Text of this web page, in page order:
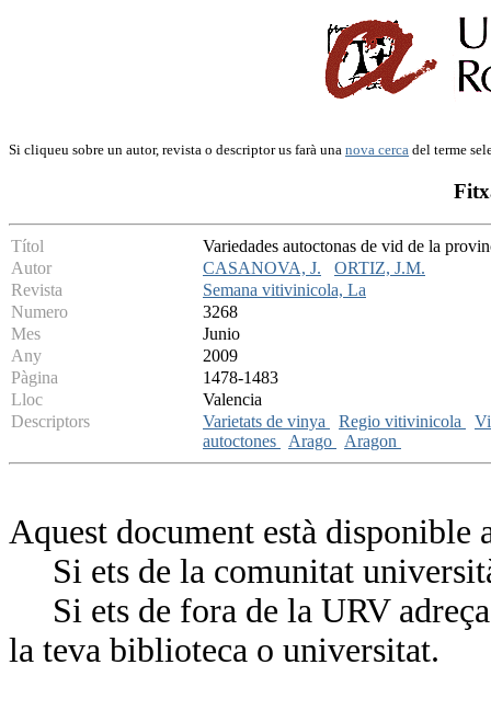
Si cliqueu sobre un autor, revista o descriptor us farà una nova cerca del terme
Títol
Variedades autoctonas de vid de la
Autor
CASANOVA, J.
ORTIZ, J.M.
Revista
Semana vitivinicola, La
Numero
3268
Mes
Junio
Any
2009
Pàgina
1478-1483
Lloc
Valencia
Descriptors
Varietats de vinya Regio vitivinicola
autoctones
Arago Aragon
Aquest document està
Si ets de la comunitat
Si ets de fora de la URV
la teva biblioteca o universitat.